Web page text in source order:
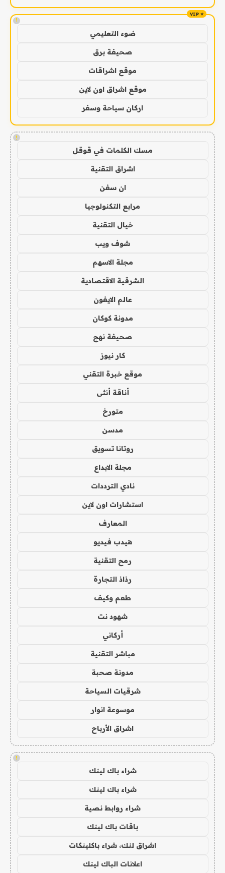
!
ضوء التعليمي
صحيفة برق
موقع اشراقات
موقع اشراق اون لاين
اركان سياحة وسفر
!
مسك الكلمات في قوقل
اشراق التقنية
ان سفن
مرابع التكنولوجيا
خيال التقنية
شوف ويب
مجلة الاسهم
الشرقية الاقتصادية
عالم الايفون
مدونة كوكان
صحيفة نهج
كار نيوز
موقع خبرة التقني
أناقة أنثى
متورخ
مدسن
روتانا تسويق
مجلة الابداع
نادي الترددات
استشارات اون لاين
المعارف
هيدب فيديو
رمح التقنية
رذاذ التجارة
طعم وكيف
شهود نت
أركاني
مباشر التقنية
مدونة صحبة
شرقيات السياحة
موسوعة انوار
اشراق الأرباح
!
شراء باك لينك
شراء باك لينك
شراء روابط نصية
باقات باك لينك
اشراق لنك، شراء باكلينكات
اعلانات الباك لينك